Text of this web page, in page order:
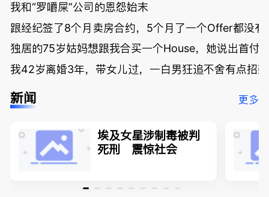
我和“罗嚼屎”公司的恩怨始末
跟经纪签了8个月卖房合约，5个月了一个Offer都没有
独居的75岁姑妈想跟我合买一个House，她说出首付
我42岁离婚3年，带女儿过，一白男狂追不舍有点招
新闻 更多
埃及女星涉制毒被判
死刑 震惊社会